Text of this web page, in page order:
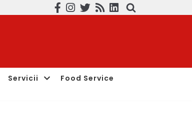
Servicii
Food Service